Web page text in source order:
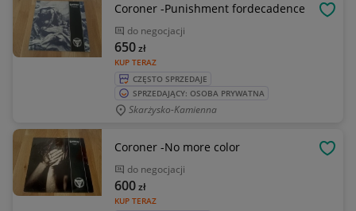
Coroner -Punishment fordecadence
do negocjacji
KUP TERAZ
650zł
CZĘSTO SPRZEDAJE
SPRZEDAJĄCY: OSOBA PRYWATNA
Skarżysko-Kamienna
Coroner -No more color
do negocjacji
KUP TERAZ
600zł